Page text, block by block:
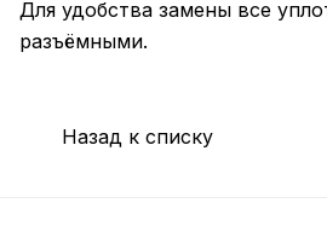
Для удобства замены все
разъёмными.
Назад к списку